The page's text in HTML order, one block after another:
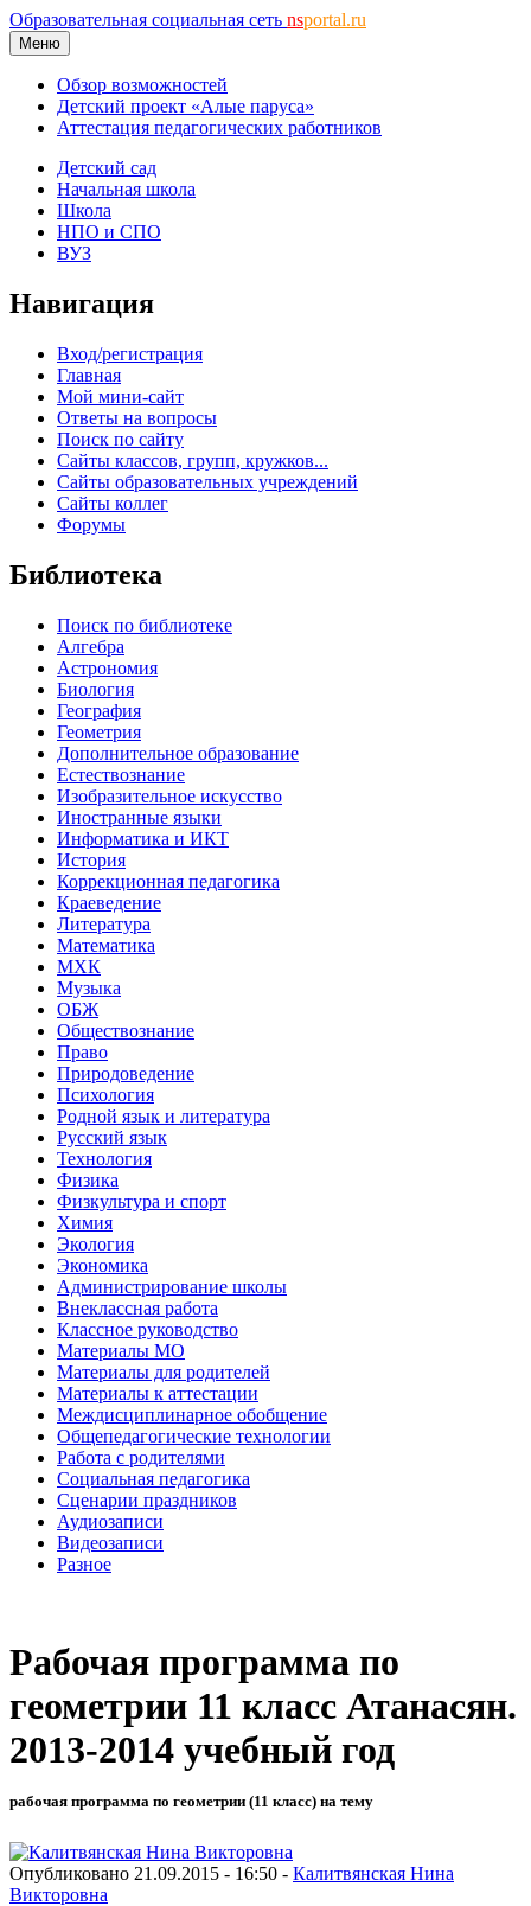
Образовательная социальная сеть nsportal.ru
Меню
Обзор возможностей
Детский проект «Алые паруса»
Аттестация педагогических работников
Детский сад
Начальная школа
Школа
НПО и СПО
ВУЗ
Навигация
Вход/регистрация
Главная
Мой мини-сайт
Ответы на вопросы
Поиск по сайту
Сайты классов, групп, кружков...
Сайты образовательных учреждений
Сайты коллег
Форумы
Библиотека
Поиск по библиотеке
Алгебра
Астрономия
Биология
География
Геометрия
Дополнительное образование
Естествознание
Изобразительное искусство
Иностранные языки
Информатика и ИКТ
История
Коррекционная педагогика
Краеведение
Литература
Математика
МХК
Музыка
ОБЖ
Обществознание
Право
Природоведение
Психология
Родной язык и литература
Русский язык
Технология
Физика
Физкультура и спорт
Химия
Экология
Экономика
Администрирование школы
Внеклассная работа
Классное руководство
Материалы МО
Материалы для родителей
Материалы к аттестации
Междисциплинарное обобщение
Общепедагогические технологии
Работа с родителями
Социальная педагогика
Сценарии праздников
Аудиозаписи
Видеозаписи
Разное
Рабочая программа по
геометрии 11 класс Атанасян.
2013-2014 учебный год
рабочая программа по геометрии (11 класс) на тему
Опубликовано 21.09.2015 - 16:50 - Калитвянская Нина
Викторовна